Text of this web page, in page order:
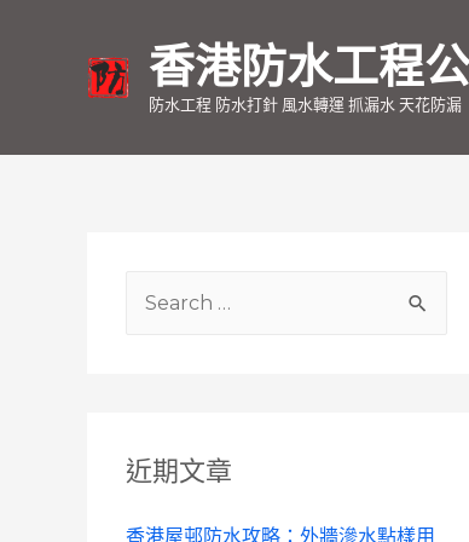
香港防水工程
防水工程 防水打針 風水轉運 抓漏水 天花防漏
h
近期文章
香港屋邨防水攻略：外牆滲水點樣用